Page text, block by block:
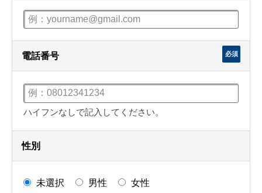
電話番号 必須
ハイフンなしで記入してください。
性別
未選択 男性 女性